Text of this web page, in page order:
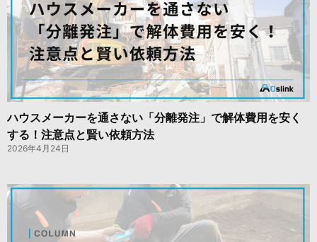
ハウスメーカーを通さない「分離発注」で解体費用を安く
する！注意点と賢い依頼方法
2026年4月24日